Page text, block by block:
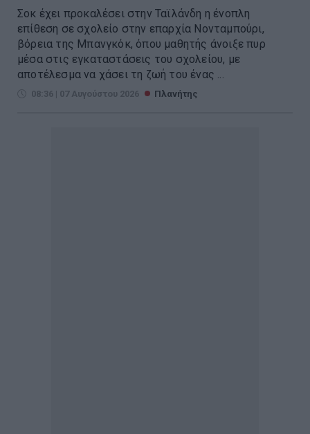
Σοκ έχει προκαλέσει στην Ταϊλάνδη η ένοπλη
επίθεση σε σχολείο στην επαρχία Νονταμπούρι,
βόρεια της Μπανγκόκ, όπου μαθητής άνοιξε πυρ
μέσα στις εγκαταστάσεις του σχολείου, με
αποτέλεσμα να χάσει τη ζωή του ένας ...
08:36 | 07 Αυγούστου 2026 Πλανήτης